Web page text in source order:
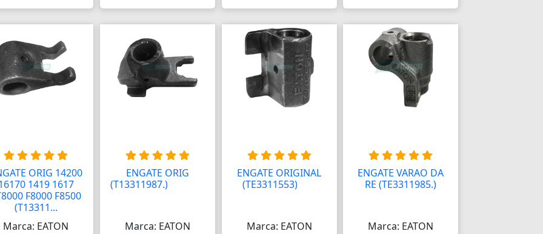
ORIG 14200
1419 1617
F8000 F8500
(T13311...
Marca: EATON
ENGATE ORIG
(T13311987.)
Marca: EATON
ENGATE ORIGINAL
(TE3311553)
Marca: EATON
ENGATE VARAO DA
RE (TE3311985.)
Marca: EATON